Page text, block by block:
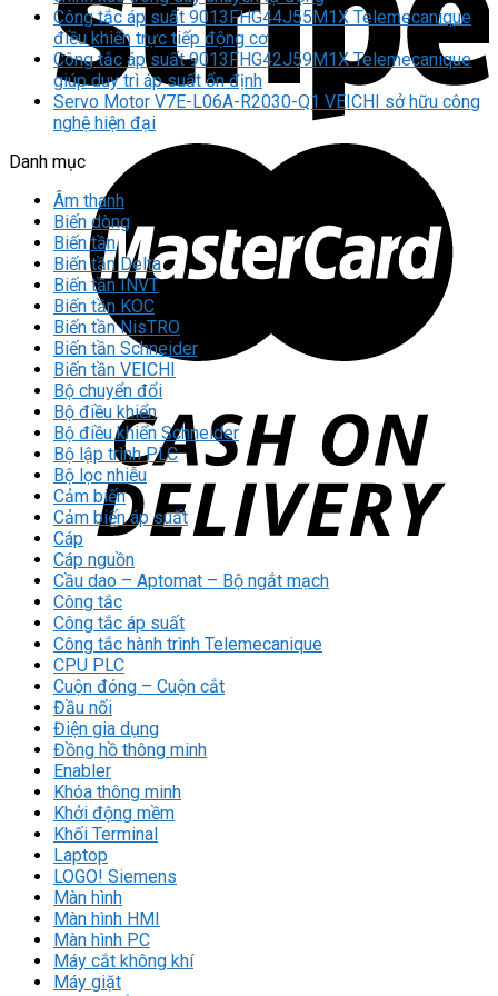
Công tắc áp suất 9013FHG44J55M1X Telemecanique
điều khiển trực tiếp động cơ
Công tắc áp suất 9013FHG42J59M1X Telemecanique
giúp duy trì áp suất ổn định
Servo Motor V7E-L06A-R2030-Q1 VEICHI sở hữu công
nghệ hiện đại
Danh mục
Âm thanh
Biến dòng
Biến tần
Biến tần Delta
Biến tần INVT
Biến tần KOC
Biến tần NisTRO
Biến tần Schneider
Biến tần VEICHI
Bộ chuyển đổi
Bộ điều khiển
Bộ điều khiển Schneider
Bộ lập trình PLC
Bộ lọc nhiễu
Cảm biến
Cảm biến áp suất
Cáp
Cáp nguồn
Cầu dao – Aptomat – Bộ ngắt mạch
Công tắc
Công tắc áp suất
Công tắc hành trình Telemecanique
CPU PLC
Cuộn đóng – Cuộn cắt
Đầu nối
Điện gia dụng
Đồng hồ thông minh
Enabler
Khóa thông minh
Khởi động mềm
Khối Terminal
Laptop
LOGO! Siemens
Màn hình
Màn hình HMI
Màn hình PC
Máy cắt không khí
Máy giặt